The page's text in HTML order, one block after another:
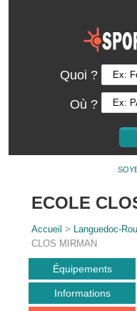
Quoi ?
Où ?
ECOLE
Accueil > Languedoc-
CLOS MIRMAN
Équipements
Informations